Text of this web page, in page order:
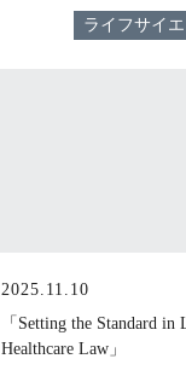
ライフサイ
2025.11.10
「Setting the Standard in
Healthcare Law」